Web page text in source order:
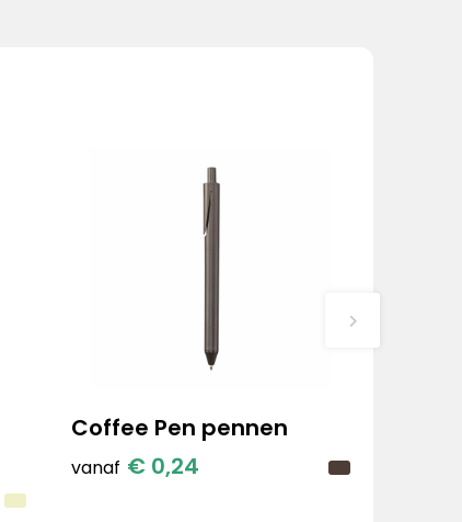
Coffee Pen pennen
vanaf € 0,24